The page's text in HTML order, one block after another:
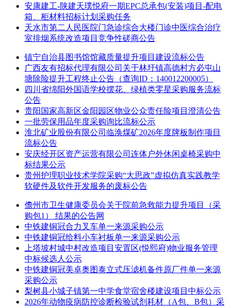
安康建工-陕建天璞悦府一期EPC总承包(安装)项目-配电
箱、柜材料招标计划采购任务
天水市第二人民医院门急诊综合大楼门诊中医综合治疗
室排烟系统改造项目竞争性磋商公告
镇宁自治县图书馆馆藏质量提升项目建设流标公告
广西友有招标代理有限公司关于林圩镇高德村方必屯山
塘除险提升工程终止公告（查询ID：140012200005）
四川省绵阳外国语学校摆花、绿植类零星采购服务流标
公告
贵阳国家高新区金阳园区物业公众责任险项目澄清公告
一批劳保用品年度采购询比流标公示
淮北矿业股份有限公司临涣煤矿2026年度牌板制作项目
流标公告
安庆经开区资产运营有限公司连体户外休闲桌椅采购中
标结果公示
贵州护理职业技术学院采购“大思政”虚拟仿真实践教学
软硬件及软件开发服务的废标公告
儋州市卫生健康委员会关于院前急救能力提升项目（采
购包1） 结果的公告网
中铁建铜冠合力叉车单一来源采购公示
中铁建铜冠给料小车衬板单一来源采购公示
上塔坡村城中村改造项目安置区(悦熙府)物业服务管理
中标候选人公示
中铁建铜冠美卓奥图泰立式压滤机备件原厂件单一来源
采购公示
梨树县小城子镇第一中学食堂宿舍楼建设项目中标公示
2026年动物疫病防控诊断检验试剂耗材（A包、B包）采